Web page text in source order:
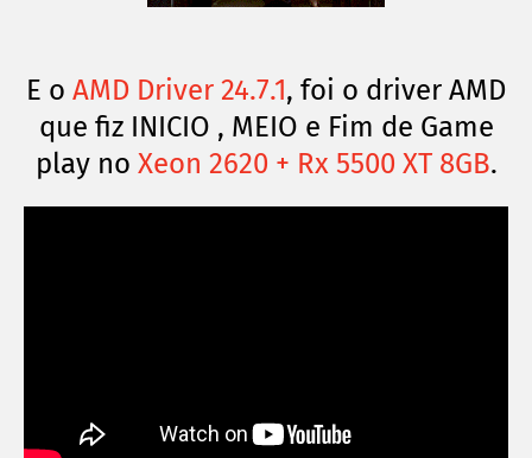
E o AMD Driver 24.7.1, foi o driver AMD
que fiz INICIO , MEIO e Fim de Game
play no Xeon 2620 + Rx 5500 XT 8GB.